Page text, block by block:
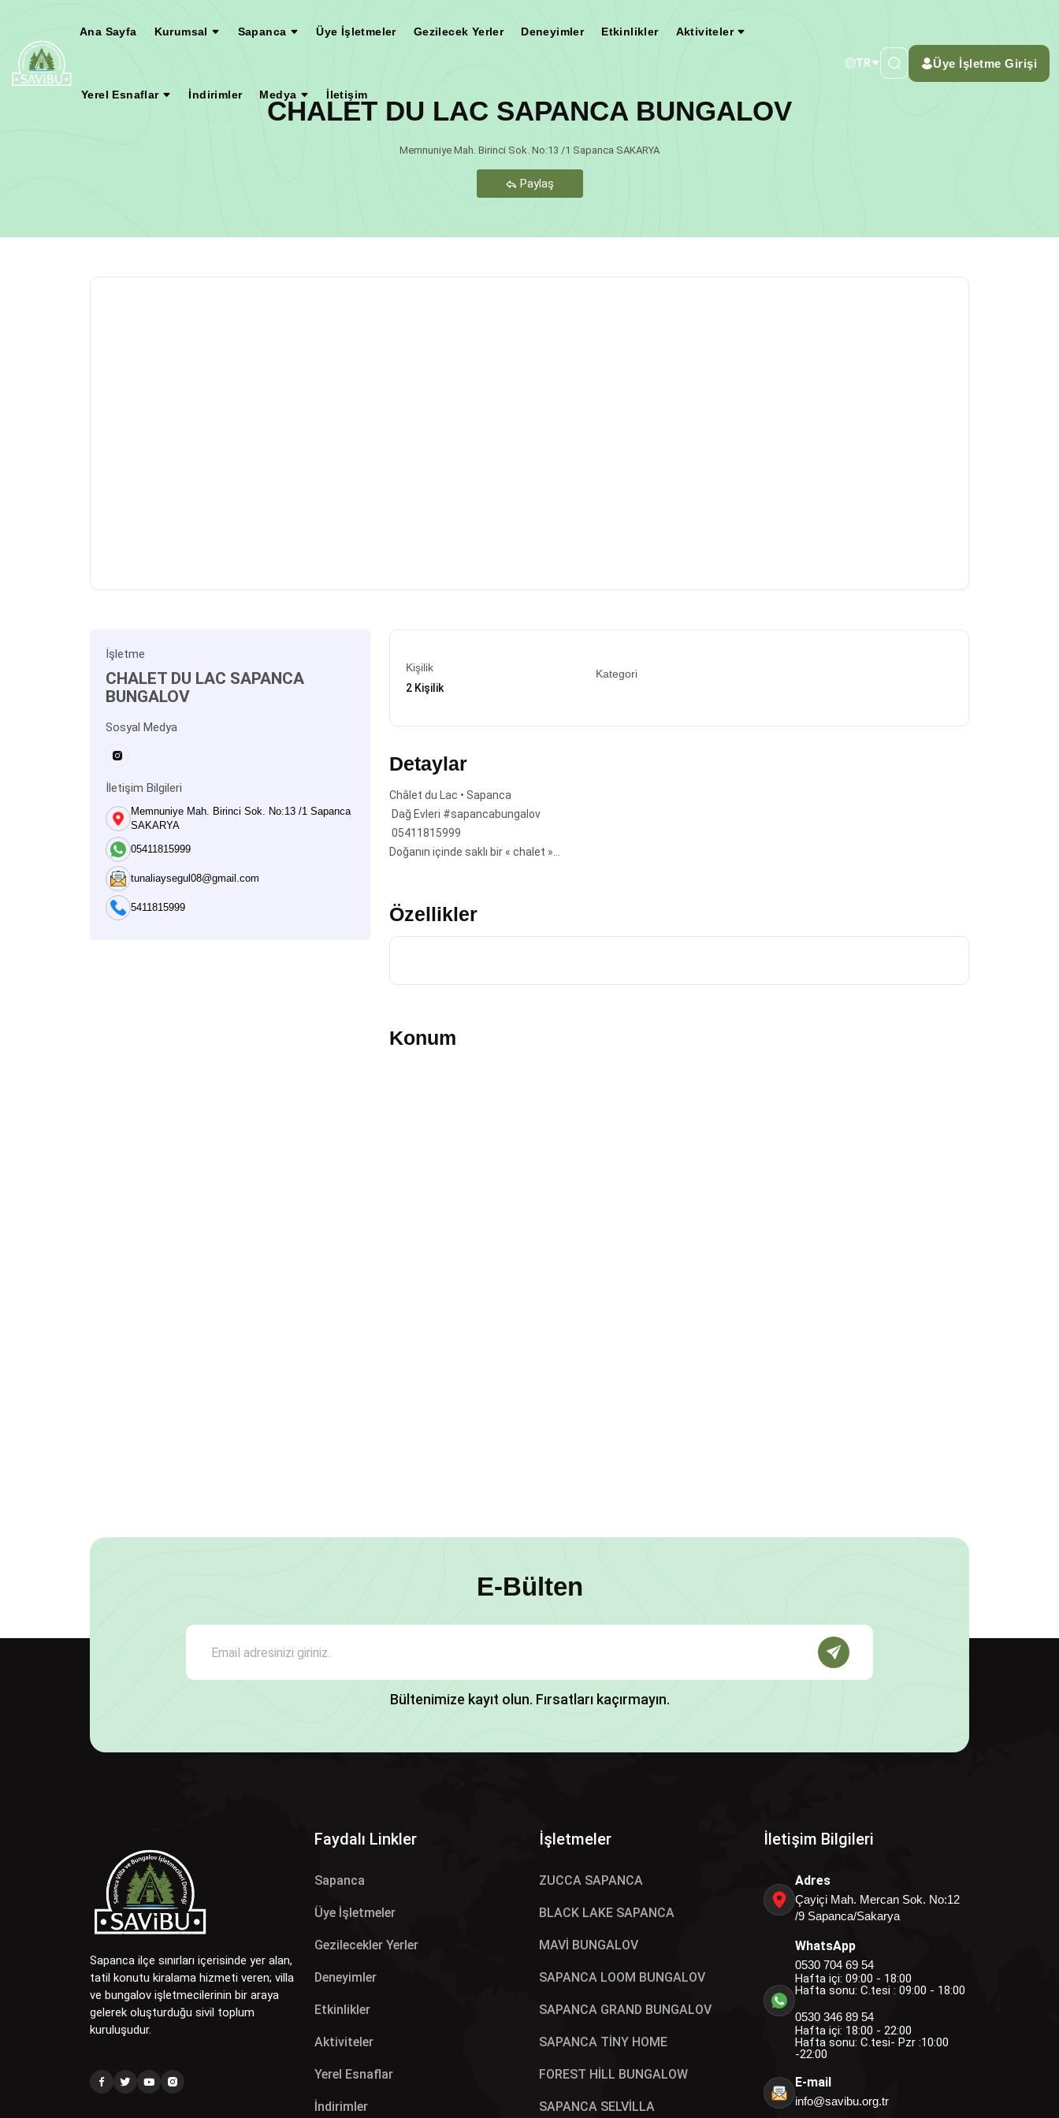
Ana Sayfa Kurumsal Sapanca Üye İşletmeler Gezilecek Yerler Deneyimler Etkinlikler Aktiviteler
Yerel Esnaflar İndirimler Medya İletişim
TR Üye İşletme Girişi
CHALET DU LAC SAPANCA BUNGALOV
Memnuniye Mah. Birinci Sok. No:13 /1 Sapanca SAKARYA
Paylaş
Teşekkür Ederiz
İşletme
CHALET DU LAC SAPANCA
BUNGALOV
Sosyal Medya
İletişim Bilgileri
Memnuniye Mah. Birinci Sok. No:13 /1 Sapanca
SAKARYA
05411815999
tunaliaysegul08@gmail.com
5411815999
Kişilik
2 Kişilik
Kategori
Detaylar
Châlet du Lac • Sapanca
Dağ Evleri #sapancabungalov
05411815999
Doğanın içinde saklı bir « chalet »…
Özellikler
Konum
E-Bülten
Bültenimize kayıt olun. Fırsatları kaçırmayın.
Sapanca ilçe sınırları içerisinde yer alan,
tatil konutu kiralama hizmeti veren; villa
ve bungalov işletmecilerinin bir araya
gelerek oluşturduğu sivil toplum
kuruluşudur.
Faydalı Linkler
Sapanca
Üye İşletmeler
Gezilecekler Yerler
Deneyimler
Etkinlikler
Aktiviteler
Yerel Esnaflar
İndirimler
İşletmeler
ZUCCA SAPANCA
BLACK LAKE SAPANCA
MAVİ BUNGALOV
SAPANCA LOOM BUNGALOV
SAPANCA GRAND BUNGALOV
SAPANCA TİNY HOME
FOREST HİLL BUNGALOW
SAPANCA SELVİLLA
İletişim Bilgileri
Adres
Çayiçi Mah. Mercan Sok. No:12
/9 Sapanca/Sakarya
WhatsApp
0530 704 69 54
Hafta içi: 09:00 - 18:00
Hafta sonu: C.tesi : 09:00 - 18:00
0530 346 89 54
Hafta içi: 18:00 - 22:00
Hafta sonu: C.tesi- Pzr :10:00
-22:00
E-mail
info@savibu.org.tr